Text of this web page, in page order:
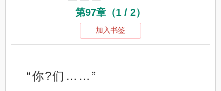
第97章（1 / 2）
加入书签
“你?们……”